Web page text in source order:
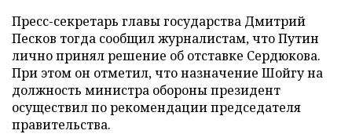
Пресс-секретарь главы государства Дмитрий
Песков тогда сообщил журналистам, что Путин
лично принял решение об отставке Сердюкова.
При этом он отметил, что назначение Шойгу на
должность министра обороны президент
осуществил по рекомендации председателя
правительства.